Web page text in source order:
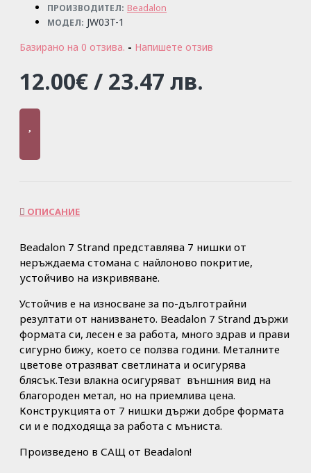
ПРОИЗВОДИТЕЛ: Beadalon
МОДЕЛ: JW03T-1
Базирано на 0 отзива. - Напишете отзив
12.00€ / 23.47 лв.
ОПИСАНИЕ
Beadalon 7 Strand представлява 7 нишки от
неръждаема стомана с найлоново покритие,
устойчиво на изкривяване.
Устойчив е на износване за по-дълготрайни
резултати от нанизването. Beadalon 7 Strand държи
формата си, лесен е за работа, много здрав и прави
сигурно бижу, което се ползва години. Металните
цветове отразяват светлината и осигурява
блясък.Тези влакна осигуряват външния вид на
благороден метал, но на приемлива цена.
Конструкцията от 7 нишки държи добре формата
си и е подходяща за работа с мъниста.
Произведено в САЩ от Beadalon!